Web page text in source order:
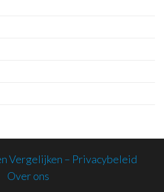
Vergelijken – Privacybeleid
Over ons